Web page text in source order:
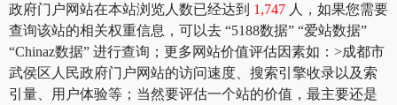
政府门户网站在本站浏览人数已经达到 1,747 人，如果您需要
查询该站的相关权重信息，可以去 “5188数据” “爱站数据”
“Chinaz数据” 进行查询；更多网站价值评估因素如：>成都市
武侯区人民政府门户网站的访问速度、搜索引擎收录以及索
引量、用户体验等；当然要评估一个站的价值，最主要还是